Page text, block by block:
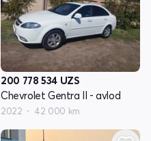
200 778 534 UZS
Chevrolet Gentra II - avlod
2022 42 000 km